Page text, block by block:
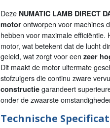
Deze NUMATIC LAMB DIRECT
motorontworpen voor machines
hebben voor maximale efficiëntie.
motor, wat betekent dat de lucht
geleid, wat zorgt voor een zeer
Dit maakt de motor uitermate
stofzuigers die continu zware
constructiegarandeert
onder de zwaarste
Technische